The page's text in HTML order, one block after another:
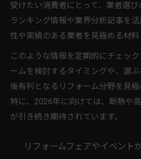
リフォーム判断に役立つ動向
リフォーム業界の未来予
見
リフォーム業界きつい時
ランキング情報を活かし
受けたい消費者にとって、業者選び
ランキング情報や業界分析記事を
性や実績のある業者を見極める材料
このような情報を定期的にチェッ
ームを検討するタイミングや、選
後有利となるリフォーム分野を見極
特に、2026年に向けては、断熱や
が引き続き期待されています。
リフォームフェアやイベント